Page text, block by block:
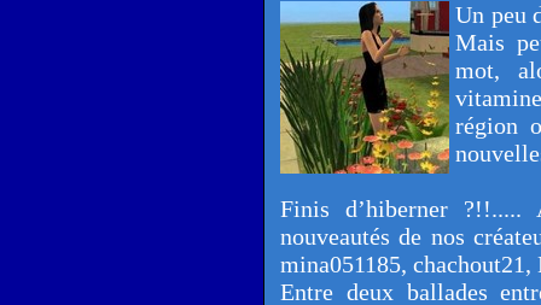
Un peu
Mais
mot,
région
Finis d’hiberner
nouveautés de nos
mina051185,
Entre deux ballades